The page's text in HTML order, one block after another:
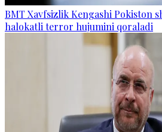
BMT Xavfsizlik Kengashi Pokiston
halokatli terror hujumini qoraladi